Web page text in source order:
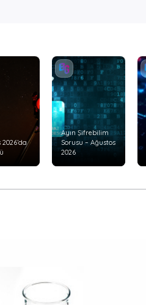
Ayın Şifrebilim
Sorusu – Ağustos
2026